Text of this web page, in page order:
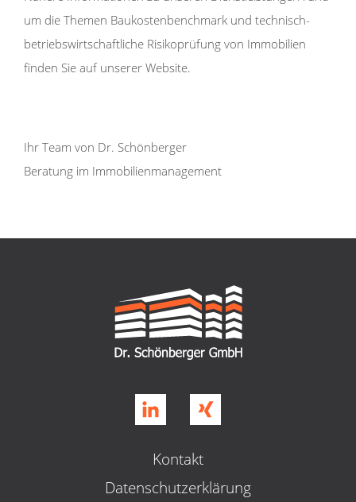
um die Themen Baukostenbenchmark und technisch-
betriebswirtschaftliche Risikoprüfung von Immobilien
finden Sie auf unserer Website.
Ihr Team von Dr. Schönberger
Beratung im Immobilienmanagement
Kontakt
Datenschutzerklärung